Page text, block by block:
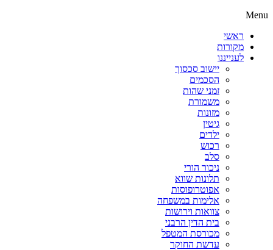
Menu
ראשי
מקורות
לענייננו
יישוב סכסוך
הסכמים
זמני שהות
משמורת
מזונות
גיטין
ילדים
רכוש
סלב
ניכור הורי
תלונות שווא
אפוטרופוסות
אלימות במשפחה
צוואות וירושות
בית הדין הרבני
מכורסת המטפל
עדשת החוקר